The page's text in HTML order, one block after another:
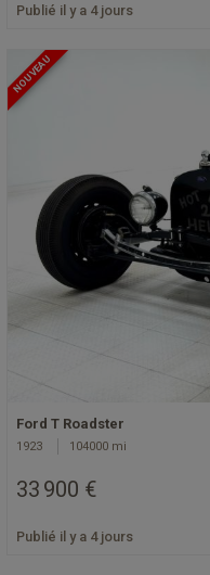
Publié il y a 4 jours
NOUVEAU
Ford T Roadster
1923 104000 mi
33 900 €
Publié il y a 4 jours